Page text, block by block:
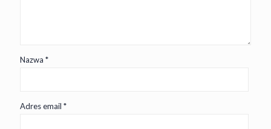
Nazwa *
Adres email *